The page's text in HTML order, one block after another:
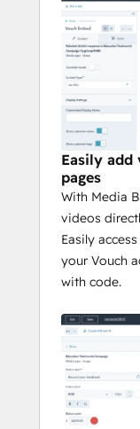
Easily add
pages
With Media
videos
Easily
your Vouch
with code.